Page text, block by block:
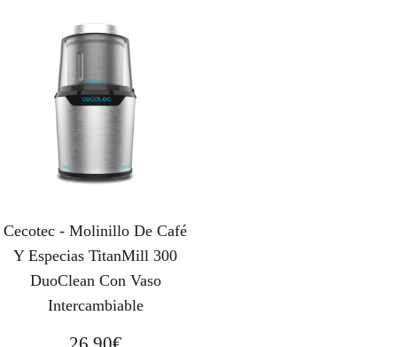
Cecotec - Molinillo De Café
Y Especias TitanMill 300
DuoClean Con Vaso
Intercambiable